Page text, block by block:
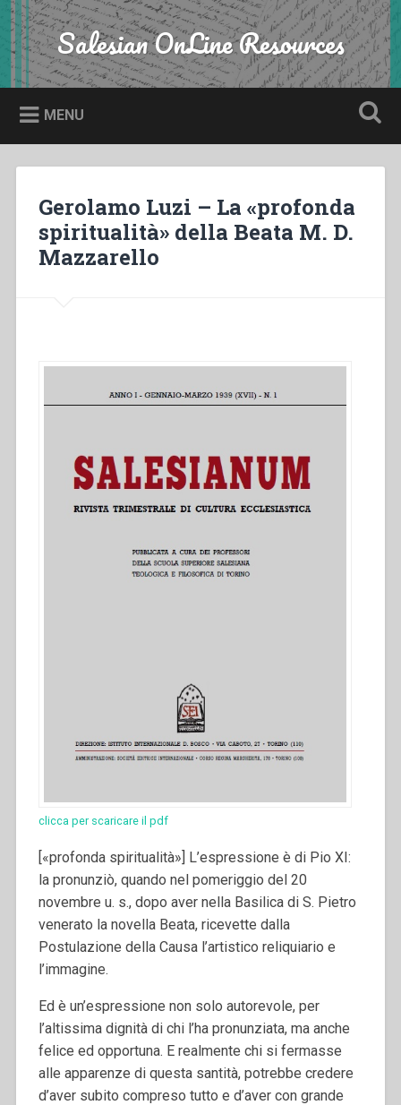
Skip
to
content
Search Salesian OnLine Resources
MENU
Gerolamo Luzi – La «profonda
spiritualità» della Beata M. D.
Mazzarello
clicca per scaricare il pdf
[«profonda spiritualità»] L’espressione è di Pio XI:
la pronunziò, quando nel pomeriggio del 20
novembre u. s., dopo aver nella Basilica di S. Pietro
venerato la novella Beata, ricevette dalla
Postulazione della Causa l’artistico reliquiario e
l’immagine.
Ed è un’espressione non solo autorevole, per
l’altissima dignità di chi l’ha pronunziata, ma anche
felice ed opportuna. E realmente chi si fermasse
alle apparenze di questa santità, potrebbe credere
d’aver subito compreso tutto e d’aver con grande